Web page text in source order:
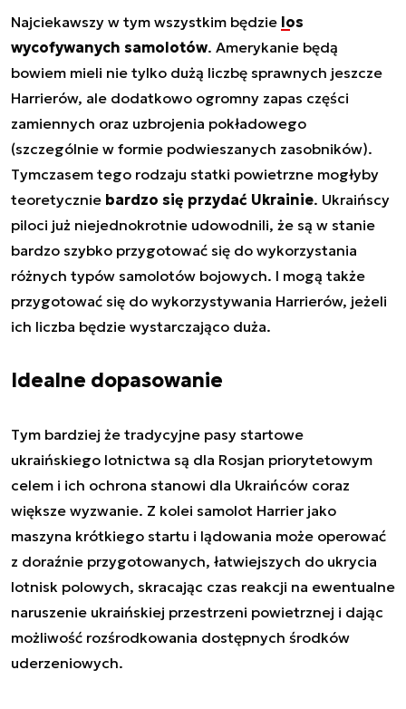
Najciekawszy w tym wszystkim będzie los
wycofywanych samolotów. Amerykanie będą
bowiem mieli nie tylko dużą liczbę sprawnych jeszcze
Harrierów, ale dodatkowo ogromny zapas części
zamiennych oraz uzbrojenia pokładowego
(szczególnie w formie podwieszanych zasobników).
Tymczasem tego rodzaju statki powietrzne mogłyby
teoretycznie bardzo się przydać Ukrainie. Ukraińscy
piloci już niejednokrotnie udowodnili, że są w stanie
bardzo szybko przygotować się do wykorzystania
różnych typów samolotów bojowych. I mogą także
przygotować się do wykorzystywania Harrierów, jeżeli
ich liczba będzie wystarczająco duża.
Idealne dopasowanie
Tym bardziej że tradycyjne pasy startowe
ukraińskiego lotnictwa są dla Rosjan priorytetowym
celem i ich ochrona stanowi dla Ukraińców coraz
większe wyzwanie. Z kolei samolot Harrier jako
maszyna krótkiego startu i lądowania może operować
z doraźnie przygotowanych, łatwiejszych do ukrycia
lotnisk polowych, skracając czas reakcji na ewentualne
naruszenie ukraińskiej przestrzeni powietrznej i dając
możliwość rozśrodkowania dostępnych środków
uderzeniowych.